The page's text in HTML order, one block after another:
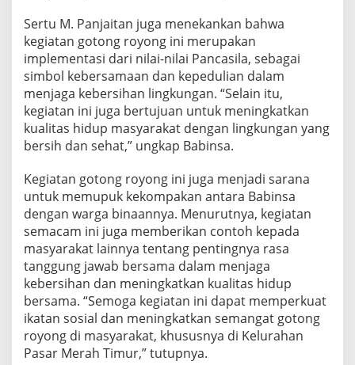
d
i
K
e
u
r
a
h
P
a
s
a
r
M
e
r
a
h
i
m
Sertu M. Panjaitan juga menekankan bahwa
kegiatan gotong royong ini merupakan
implementasi dari nilai-nilai Pancasila, sebagai
simbol kebersamaan dan kepedulian dalam
menjaga kebersihan lingkungan. “Selain itu,
kegiatan ini juga bertujuan untuk meningkatkan
kualitas hidup masyarakat dengan lingkungan yang
bersih dan sehat,” ungkap Babinsa.
Kegiatan gotong royong ini juga menjadi sarana
untuk memupuk kekompakan antara Babinsa
dengan warga binaannya. Menurutnya, kegiatan
semacam ini juga memberikan contoh kepada
masyarakat lainnya tentang pentingnya rasa
tanggung jawab bersama dalam menjaga
kebersihan dan meningkatkan kualitas hidup
bersama. “Semoga kegiatan ini dapat memperkuat
ikatan sosial dan meningkatkan semangat gotong
royong di masyarakat, khususnya di Kelurahan
Pasar Merah Timur,” tutupnya.